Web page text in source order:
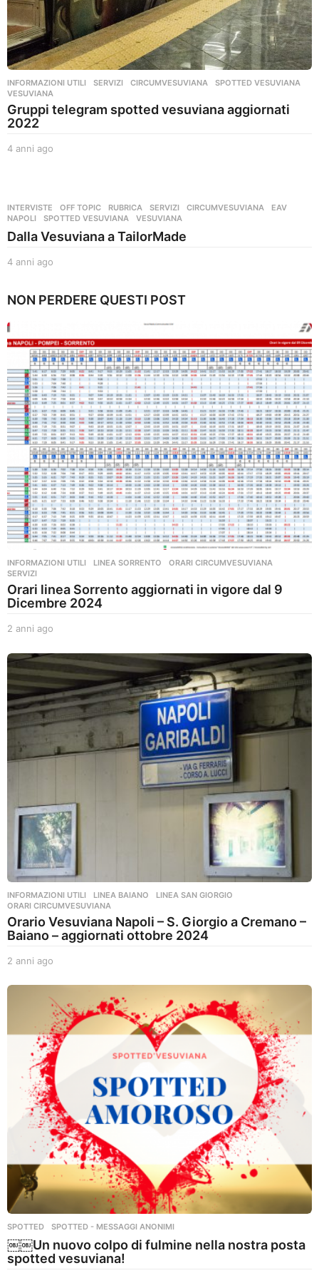
INFORMAZIONI UTILI ,SERVIZI CIRCUMVESUVIANA ,SPOTTED VESUVIANA
VESUVIANA
Gruppi telegram spotted vesuviana aggiornati
2022
4 anni ago
a
o
INTERVISTE ,OFF TOPIC ,RUBRICA ,SERVIZI CIRCUMVESUVIANA ,EAV
NAPOLI
,SPOTTED VESUVIANA ,VESUVIANA
Dalla Vesuviana a TailorMade
4 anni ago
n
g
o
NON PERDERE QUESTI POST
INFORMAZIONI UTILI ,LINEA SORRENTO ,ORARI CIRCUMVESUVIANA
SERVIZI
Orari linea Sorrento aggiornati in vigore dal 9
Dicembre 2024
2 anni ago
n
n
i
a
g
o
INFORMAZIONI UTILI ,LINEA BAIANO ,LINEA SAN GIORGIO
ORARI CIRCUMVESUVIANA
Orario Vesuviana Napoli – S. Giorgio a Cremano –
Baiano – aggiornati ottobre 2024
2 anni ago
n
n
i
a
g
o
SPOTTED ,SPOTTED - MESSAGGI ANONIMI
￼￼Un nuovo colpo di fulmine nella nostra posta
spotted vesuviana!